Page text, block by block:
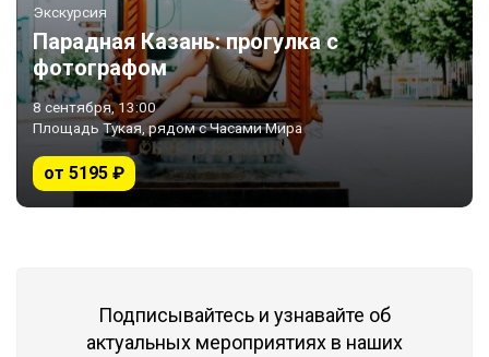
Экскурсия
Парадная Казань: прогулка с
фотографом
8 сентября, 13:00
Площадь Тукая, рядом с Часами Мира
от 5195 ₽
Подписывайтесь и узнавайте об
актуальных мероприятиях в наших